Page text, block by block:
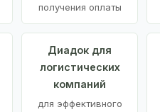
получения оплаты
Диадок для
логистических
компаний
для эффективного